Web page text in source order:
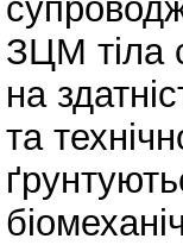
ЗЦМ тіла
на
та